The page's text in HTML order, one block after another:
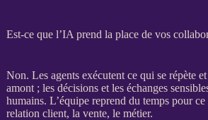
Est-ce que l’IA prend la place de vos
Non. Les agentsexécutent ce qui se répète
amont ; les décisions et les échanges
humains. L’équipe reprend du temps pour
relation client, la vente, le métier.